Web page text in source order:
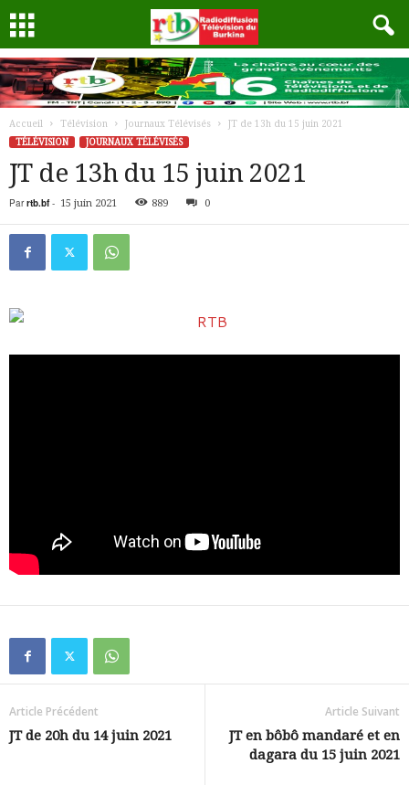
Accueil Télévision Journaux Télévisés
JT de 13h du 15 juin 2021
TÉLÉVISION
JOURNAUX TÉLÉVISÉS
JT de 13h du 15 juin 2021
Par rtb.bf- 15 juin 2021 889 0
Article Précédent
JT de 20h du 14 juin 2021
Article Suivant
JT en bôbô mandaré et en
dagara du 15 juin 2021